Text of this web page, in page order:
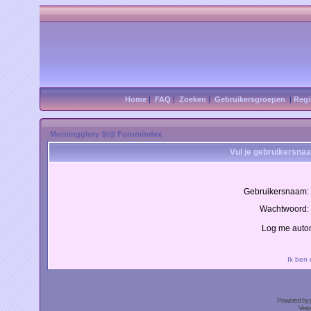
Home|FAQ|Zoeken|Gebruikersgroepen|
Morningglory Stijl Forumindex
Vul je
Gebruikersnaam:
Wachtwoord:
Log me
Ik ben
Powered by